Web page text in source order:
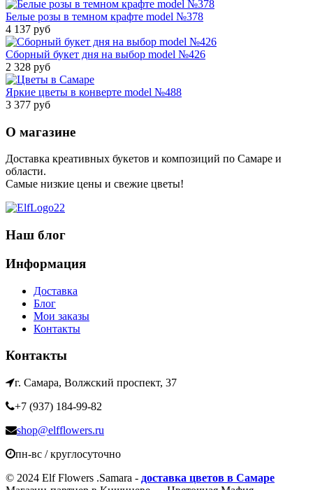
Белые розы в темном крафте model №378
4 137 руб
Сборный букет дня на выбор model №426
2 328 руб
Яркие цветы в конверте model №488
3 377 руб
О магазине
Доставка креативных букетов и композиций по Самаре и
области.
Самые низкие цены и свежие цветы!
Наш блог
Информация
Доставка
Блог
Мои заказы
Контакты
Контакты
г. Самара, Волжский проспект, 37
+7 (937) 184-99-82
shop@elfflowers.ru
пн-вс / круглосуточно
© 2024 Elf Flowers .Samara - доставка цветов в Самаре